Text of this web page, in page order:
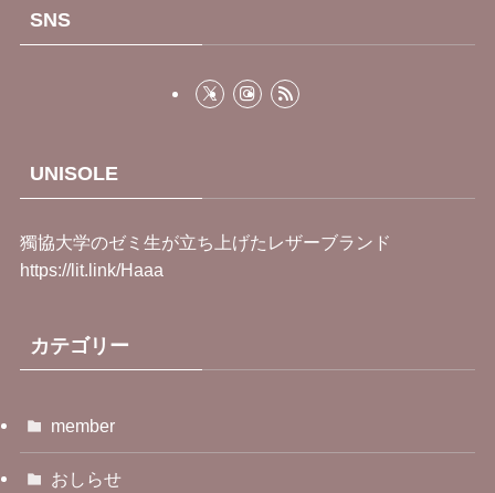
SNS
UNISOLE
獨協大学のゼミ生が立ち上げたレザーブランド
https://lit.link/Haaa
カテゴリー
member
おしらせ